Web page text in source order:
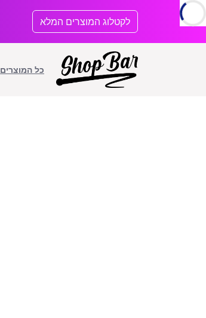
לתוכן
לקטלוג המוצרים המלא
כל המוצרים